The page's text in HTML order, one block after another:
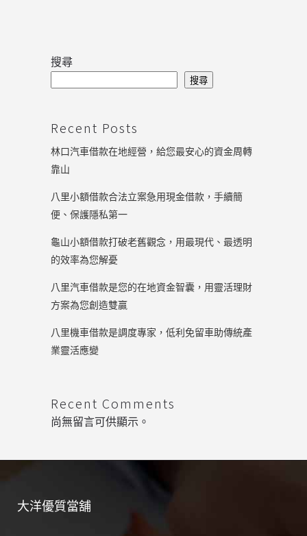
搜尋
搜尋
Recent Posts
林口汽車借款在地經營，給您最安心的資金周轉
靠山
八里小額借款合法立案急用現金借款，手續簡
便、保護隱私第一
龜山小額借款打破老舊觀念，用最現代、最透明
的效率為您解憂
八里汽車借款是您的在地資金智囊，用靈活理財
方案為您創造雙贏
八里機車借款是調度專家，低利免留車助傳統產
業靈活應變
Recent Comments
尚無留言可供顯示。
大洋優質當舖